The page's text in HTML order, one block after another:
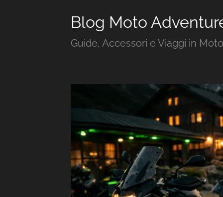
Blog Moto
Guide, Accessori e Viaggi in